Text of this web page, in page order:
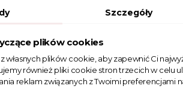
Szczegóły
plików cookies
własnych plików cookie, aby zapewnić Ci
również pliki cookie stron trzecich w celu
reklam związanych z Twoimi preferencjami